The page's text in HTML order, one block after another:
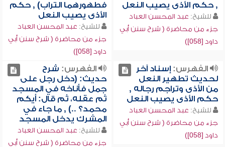
, حكم الأذى يصيب النعل
للشيخ: عبد المحسن العباد
جزء من محاضرة ( شرح سنن أبي
داود [058])
فطهورهما التراب) , حكم
الأذى يصيب النعل
للشيخ: عبد المحسن العباد
جزء من محاضرة ( شرح سنن أبي
داود [058])
الفهرس:إسناد آخر
لحديث تطهير النعل
من الأذى وتراجم رجاله ,
حكم الأذى يصيب النعل
للشيخ: عبد المحسن العباد
جزء من محاضرة ( شرح سنن أبي
داود [058])
الفهرس: شرح
حديث: (دخل رجل على
جمل فأناخه في المسجد
ثم عقله، ثم قال: أيكم
محمد؟ ..) , ما جاء في
المشرك يدخل المسجد
للشيخ: عبد المحسن العباد
جزء من محاضرة ( شرح سنن أبي